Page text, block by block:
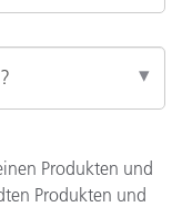
Produkten und
Produkten und